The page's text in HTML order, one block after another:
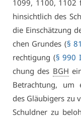
1099, 1100, 1102
hin­sicht­lich des
die Ein­schät­zung
chen Grun­des (§
rech­ti­gung (§ 990
chung des BGH
Be­trach­tung, um
des Gläu­bi­gers zu
Schuld­ner zu